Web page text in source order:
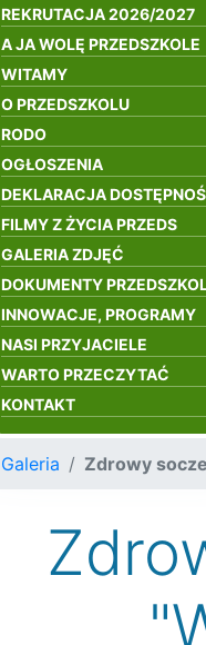
REKRUTACJA 2026/2027
A JA WOLĘ PRZEDSZKOLE
WITAMY
O PRZEDSZKOLU
RODO
OGŁOSZENIA
DEKLARACJA
FILMY Z ŻYCIA PRZEDS
GALERIA ZDJĘĆ
DOKUMENTY
INNOWACJE, PROGRAMY
NASI PRZYJACIELE
WARTO PRZECZYTAĆ
KONTAKT
Galeria Zdrowy